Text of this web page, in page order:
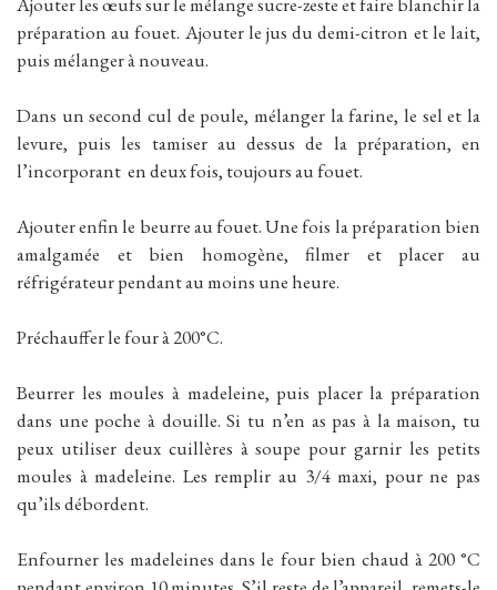
préparation au fouet. Ajouter le jus du demi-citron et le lait,
puis mélanger à nouveau.
Dans un second cul de poule, mélanger la farine, le sel et la
levure, puis les tamiser au dessus de la préparation, en
l’incorporant en deux fois, toujours au fouet.
Ajouter enfin le beurre au fouet. Une fois la préparation bien
amalgamée et bien homogène, filmer et placer au
réfrigérateur pendant au moins une heure.
Préchauffer le four à 200°C.
Beurrer les moules à madeleine, puis placer la préparation
dans une poche à douille. Si tu n’en as pas à la maison, tu
peux utiliser deux cuillères à soupe pour garnir les petits
moules à madeleine. Les remplir au 3/4 maxi, pour ne pas
qu’ils débordent.
Enfourner les madeleines dans le four bien chaud à 200 °C